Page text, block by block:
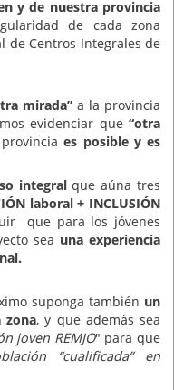
y de nuestra provincia
de cada zona
de Centros Integrales de
mirada”a la provincia
evidenciar que “otra
provinciaes posible y es
integralque aúna tres
laboral + INCLUSIÓN
que para los jóvenes
sea una experiencia
suponga también un
zona, y que además sea
joven REMJO" para que
“cualificada” en